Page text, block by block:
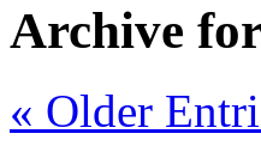
Archive
« Older